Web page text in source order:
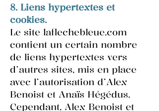
8. Liens hypertextes et
cookies.
Le site laflechebleue.com
contient un certain nombre
de liens hypertextes vers
d’autres sites, mis en place
avec l’autorisation d’Alex
Benoist et Anaïs Hégédus.
Cependant, Alex Benoist et